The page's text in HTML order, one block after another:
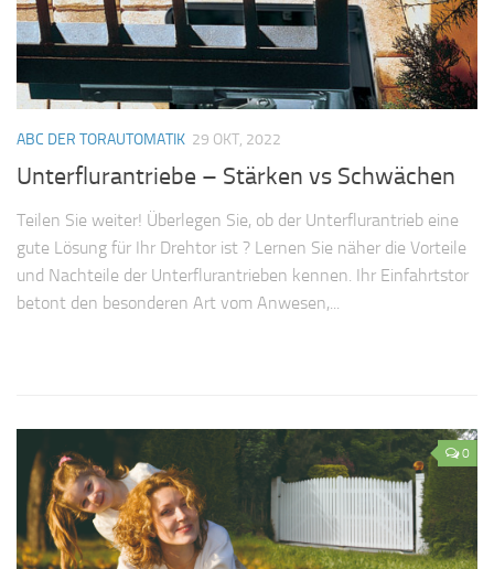
ABC DER TORAUTOMATIK 29 OKT, 2022
Unterflurantriebe – Stärken vs Schwächen
Teilen Sie weiter! Überlegen Sie, ob der Unterflurantrieb eine
gute Lösung für Ihr Drehtor ist ? Lernen Sie näher die Vorteile
und Nachteile der Unterflurantrieben kennen. Ihr Einfahrtstor
betont den besonderen Art vom Anwesen,...
0